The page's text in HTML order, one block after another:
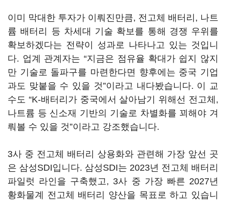
이미 막대한 투자가 이뤄진만큼, 전고체 배터리, 나트
륨 배터리 등 차세대 기술 확보를 통해 경쟁 우위를
확보하겠다는 전략이 성과로 나타나고 있는 것입니
다. 업계 관계자는 “지금은 점유율 확대가 쉽지 않지
만 기술로 돌파구를 마련한다면 향후에는 중국 기업
과도 맞붙을 수 있을 것”이라고 내다봤습니다. 이 교
수도 “K-배터리가 중국에서 살아남기 위해선 전고체,
나트륨 등 신소재 기반의 기술로 차별화를 꾀해야 겨
뤄볼 수 있을 것”이라고 강조했습니다.
3사 중 전고체 배터리 상용화와 관련해 가장 앞선 곳
은 삼성SDI입니다. 삼성SDI는 2023년 전고체 배터리
파일럿 라인을 구축했고, 3사 중 가장 빠른 2027년
황화물계 전고체 배터리 양산을 목표로 하고 있습니